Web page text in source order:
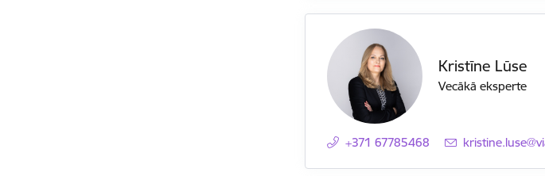
Kristīne Lūse
Vecākā eksperte
+371 67785468 E-pasts: